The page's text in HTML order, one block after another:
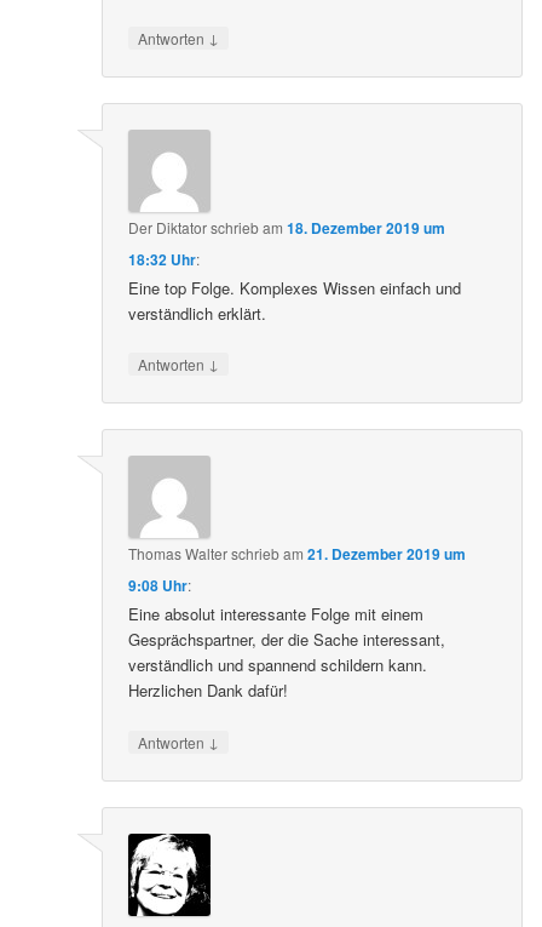
Antworten ↓
Der Diktatorschriebam18. Dezember 2019 um
18:32 Uhr:
Eine top Folge. Komplexes Wissen einfach und
verständlich erklärt.
Antworten ↓
Thomas Walterschriebam21. Dezember 2019 um
9:08 Uhr:
Eine absolut interessante Folge mit einem
Gesprächspartner, der die Sache interessant,
verständlich und spannend schildern kann.
Herzlichen Dank dafür!
Antworten ↓